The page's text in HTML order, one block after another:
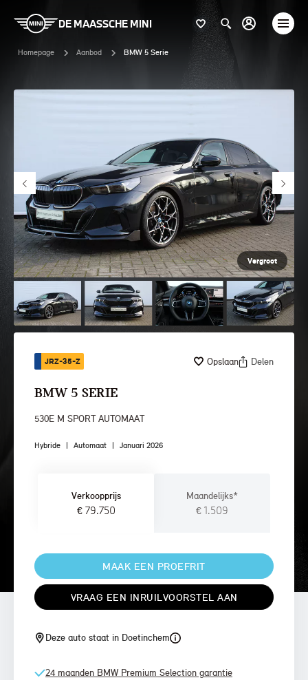
DE MAASSCHE MINI
Homepage Aanbod BMW 5 Serie
Vergroot
JRZ-35-Z Opslaan Delen
BMW 5 SERIE
530E M SPORT AUTOMAAT
Hybride | Automaat | Januari 2026
Verkoopprijs
€ 79.750
Maandelijks*
€ 1.509
MAAK EEN PROEFRIT
VRAAG EEN INRUILVOORSTEL AAN
Deze auto staat in Doetinchem
24 maanden BMW Premium Selection garantie